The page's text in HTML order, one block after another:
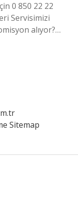
0 850 22 22
Servisimizi
alıyor?…
Sitemap